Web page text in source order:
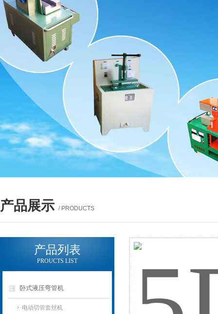
产品展示 / PRODUCTS
产品列表
PROUCTS LIST
卧式液压弯管机
电动切管套丝机